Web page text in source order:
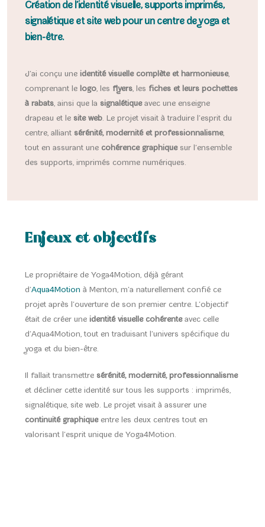
Création de l’identité visuelle, supports imprimés,
signalétique et site web pour un centre de yoga et
bien-être.
J’ai conçu une identité visuelle complète et harmonieuse,
comprenant le logo, les flyers, les fiches et leurs pochettes
à rabats, ainsi que la signalétiqueavec une enseigne
drapeau et le site web. Le projet visait à traduire l’esprit du
centre, alliant sérénité, modernité et professionnalisme,
tout en assurant une cohérence graphiquesur l’ensemble
des supports, imprimés comme numériques.
Enjeux et objectifs
Le propriétaire de Yoga4Motion, déjà gérant
d’Aqua4Motion à Menton, m’a naturellement confié ce
projet après l’ouverture de son premier centre. L’objectif
était de créer une identité visuelle cohérenteavec celle
d’Aqua4Motion, tout en traduisant l’univers spécifique du
yoga et du bien-être.
Il fallait transmettre sérénité, modernité, professionnalisme
et décliner cette identité sur tous les supports : imprimés,
signalétique, site web. Le projet visait à assurer une
continuité graphiqueentre les deux centres tout en
valorisant l’esprit unique de Yoga4Motion.